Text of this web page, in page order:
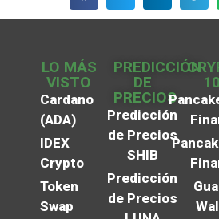
LO MÁS
VISTO
Cardano
(ADA)
IDEX
Crypto
Token
Swap
PREDICCIÓN
DE
PRECIOS
Predicción
de Precios
SHIB
Predicción
de Precios